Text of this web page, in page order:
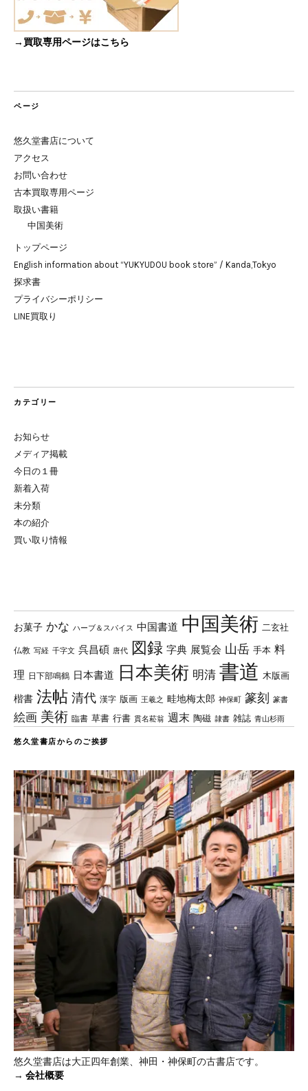
→買取専用ページはこちら
ページ
悠久堂書店について
アクセス
お問い合わせ
古本買取専用ページ
取扱い書籍
中国美術
トップページ
English information about “YUKYUDOU book store” / Kanda,Tokyo
探求書
プライバシーポリシー
LINE買取り
カテゴリー
お知らせ
メディア掲載
今日の１冊
新着入荷
未分類
本の紹介
買い取り情報
お菓子 かな ハーブ＆スパイス 中国書道 中国美術 二玄社
仏教 写経 千字文 呉昌碩 唐代 図録 字典 展覧会 山岳 手本 料
理 日下部鳴鶴 日本書道 日本美術 明清 書道 木版画
楷書 法帖 清代 漢字 版画 王羲之 畦地梅太郎 神保町 篆刻 篆書
絵画 美術 臨書 草書 行書 貫名菘翁 週末 陶磁 隷書 雑誌 青山杉雨
悠久堂書店からのご挨拶
悠久堂書店は大正四年創業、神田・神保町の古書店です。
→ 会社概要